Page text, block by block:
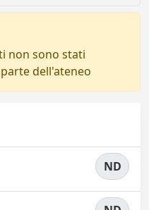
non sono stati
dell'ateneo
ND